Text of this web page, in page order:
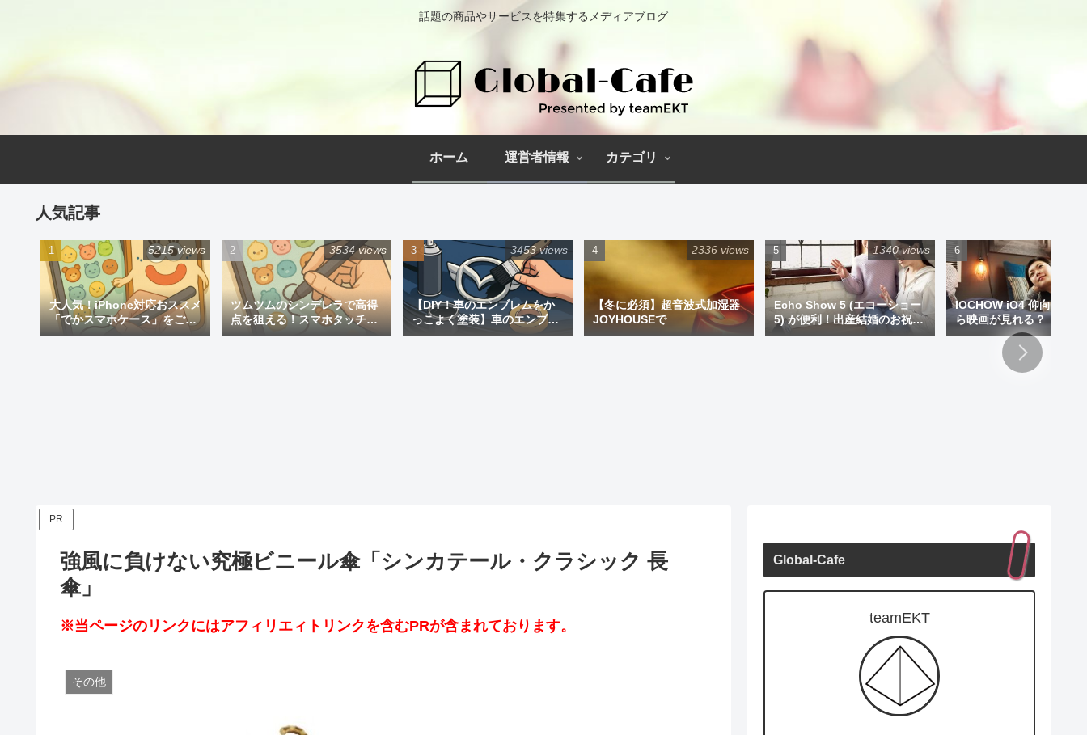
話題の商品やサービスを特集するメディアブログ
ホーム 運営者情報 カテゴリ
人気記事
大人気！iPhone対応おススメ
「でかスマホケース」をご紹
介
5215 views
ツムツムのシンデレラで高得
点を狙える！スマホタッチペ
ン
3534 views
【DIY！車のエンブレムをか
っこよく塗装】車のエンブレ
ム塗装｜道具と失敗しない手
3453 views
【冬に必須】超音波式加湿器
JOYHOUSEで
2336 views
Echo Show 5 (エコーショー
5) が便利！出産結婚のお祝い
にプレゼントもアリです！
1340 views
IOCHOW iO4 仰向けで寝
ら映画が見れる？！ミニ
ジェクター
PR
強風に負けない究極ビニール傘「シンカテール・クラシック 長
傘」
※当ページのリンクにはアフィリエィトリンクを含むPRが含まれております。
その他
Global-Cafe
teamEKT